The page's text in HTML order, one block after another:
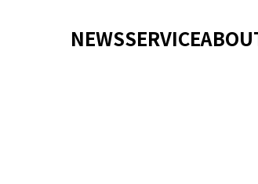
NEWSSERVICE